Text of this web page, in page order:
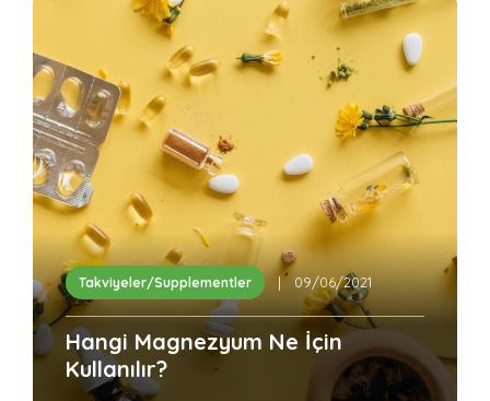
Takviyeler/Supplementler | 09/06/2021
Hangi Magnezyum Ne İçin
Kullanılır?